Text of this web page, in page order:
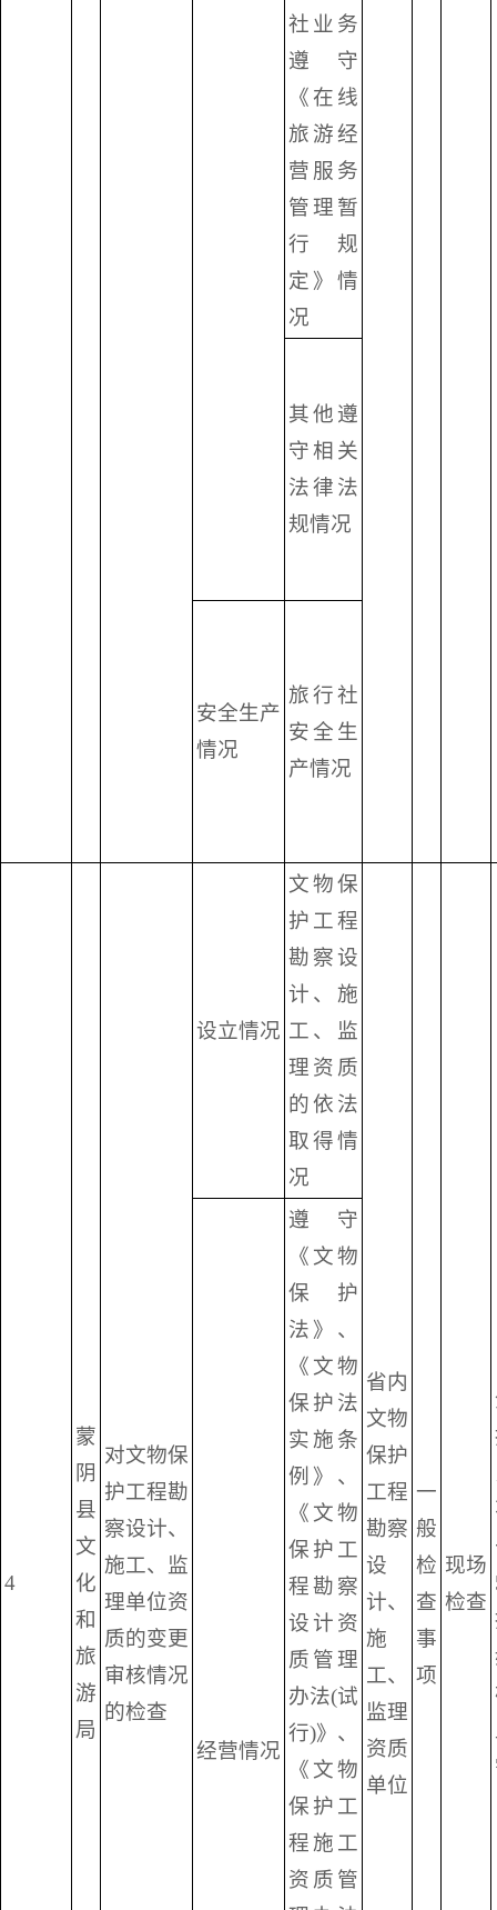
社业务
遵守
《在线
旅游经
营服务
管理暂
行规
定》情
况
其他遵
守相关
法律法
规情况
安全生产
情况
旅行社
安全生
产情况
4
蒙
阴
县
文
化
和
旅
游
局
对文物保
护工程勘
察设计、
施工、监
理单位资
质的变更
审核情况
的检查
设立情况
文物保
护工程
勘察设
计、施
工、监
理资质
的依法
取得情
况
省内
文物
保护
工程
勘察
设
计、
施
工、
监理
资质
单位
一
般
检
查
事
项
现场
检查
经营情况
遵守
《文物
保护
法》、
《文物
保护法
实施条
例》、
《文物
保护工
程勘察
设计资
质管理
办法(试
行)》、
《文物
保护工
程施工
资质管